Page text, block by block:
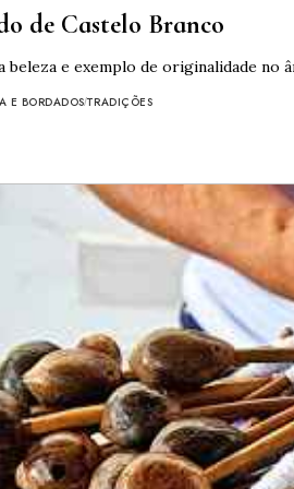
de Castelo Branco
beleza e exemplo de originalidade
E BORDADOSTRADIÇÕES